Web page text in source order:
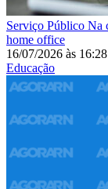
Serviço Público Na
home office
16/07/2026 às 16:28
Educação